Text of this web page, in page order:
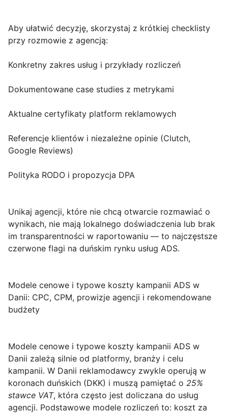
Aby ułatwić decyzję, skorzystaj z krótkiej checklisty
przy rozmowie z agencją:
Konkretny zakres usług i przykłady rozliczeń
Dokumentowane case studies z metrykami
Aktualne certyfikaty platform reklamowych
Referencje klientów i niezależne opinie (Clutch,
Google Reviews)
Polityka RODO i propozycja DPA
Unikaj agencji, które nie chcą otwarcie rozmawiać o
wynikach, nie mają lokalnego doświadczenia lub brak
im transparentności w raportowaniu — to najczęstsze
czerwone flagi na duńskim rynku usług ADS.
Modele cenowe i typowe koszty kampanii ADS w
Danii: CPC, CPM, prowizje agencji i rekomendowane
budżety
Modele cenowe i typowe koszty kampanii ADS w
Danii zależą silnie od platformy, branży i celu
kampanii. W Danii reklamodawcy zwykle operują w
koronach duńskich (DKK) i muszą pamiętać o 25%
stawce VAT, która często jest doliczana do usług
agencji. Podstawowe modele rozliczeń to: koszt za